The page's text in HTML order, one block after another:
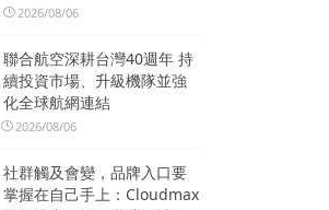
2026/08/06
聯合航空深耕台灣40週年 持
續投資市場、升級機隊並強
化全球航網連結
2026/08/06
社群觸及會變，品牌入口要
掌握在自己手上：Cloudmax